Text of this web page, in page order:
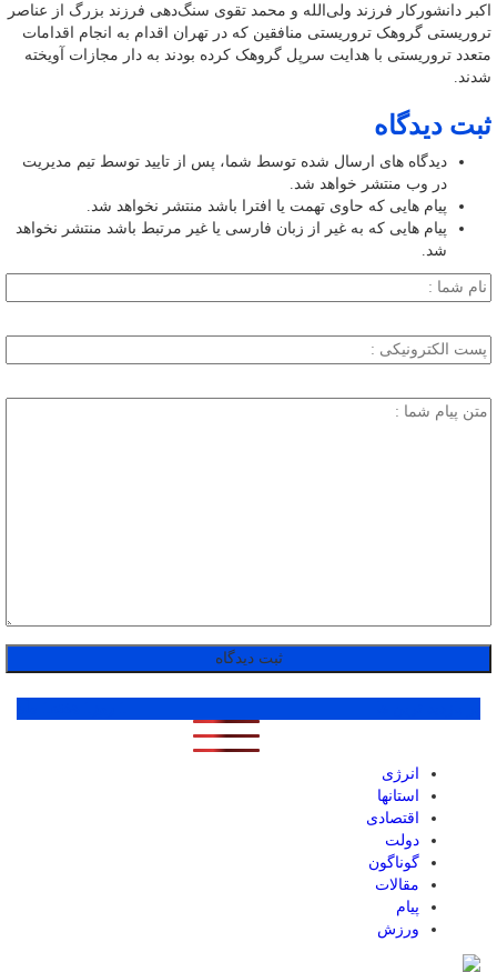
اکبر دانشورکار فرزند ولی‌الله و محمد تقوی سنگ‌دهی فرزند بزرگ از عناصر
تروریستی گروهک تروریستی منافقین که در تهران اقدام به انجام اقدامات
متعدد تروریستی با هدایت سرپل گروهک کرده بودند به دار مجازات آویخته
شدند.
ثبت دیدگاه
دیدگاه های ارسال شده توسط شما، پس از تایید توسط تیم مدیریت
در وب منتشر خواهد شد.
پیام هایی که حاوی تهمت یا افترا باشد منتشر نخواهد شد.
پیام هایی که به غیر از زبان فارسی یا غیر مرتبط باشد منتشر نخواهد
شد.
انرژی
استانها
اقتصادی
دولت
گوناگون
مقالات
پیام
ورزش